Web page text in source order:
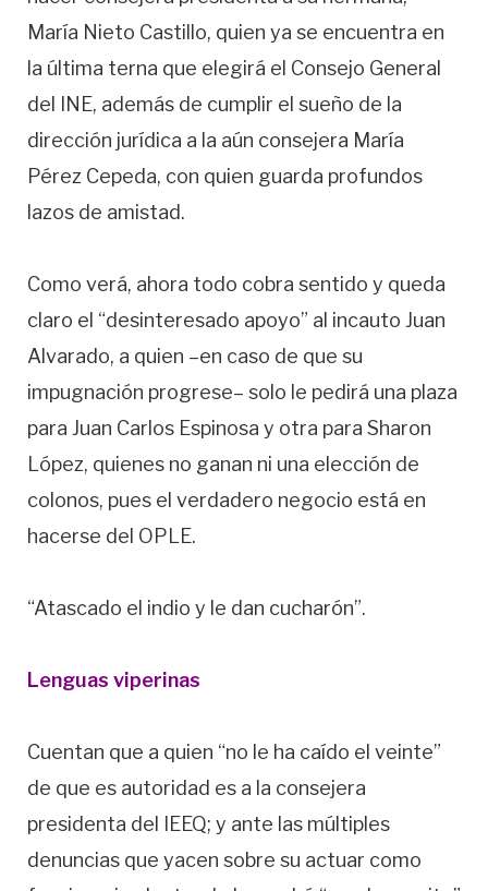
María Nieto Castillo, quien ya se encuentra en
la última terna que elegirá el Consejo General
del INE, además de cumplir el sueño de la
dirección jurídica a la aún consejera María
Pérez Cepeda, con quien guarda profundos
lazos de amistad.
Como verá, ahora todo cobra sentido y queda
claro el “desinteresado apoyo” al incauto Juan
Alvarado, a quien –en caso de que su
impugnación progrese– solo le pedirá una plaza
para Juan Carlos Espinosa y otra para Sharon
López, quienes no ganan ni una elección de
colonos, pues el verdadero negocio está en
hacerse del OPLE.
“Atascado el indio y le dan cucharón”.
Lenguas viperinas
Cuentan que a quien “no le ha caído el veinte”
de que es autoridad es a la consejera
presidenta del IEEQ; y ante las múltiples
denuncias que yacen sobre su actuar como